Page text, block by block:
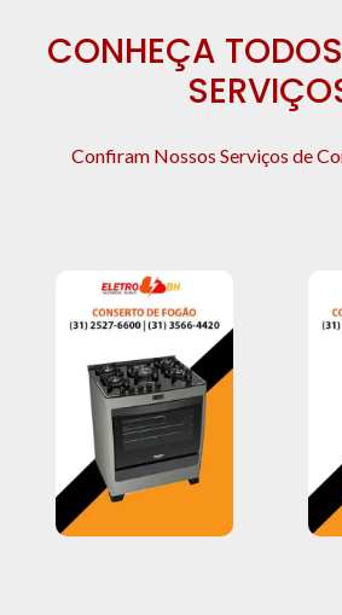
CONHEÇA
Confiram Nossos Serviços de